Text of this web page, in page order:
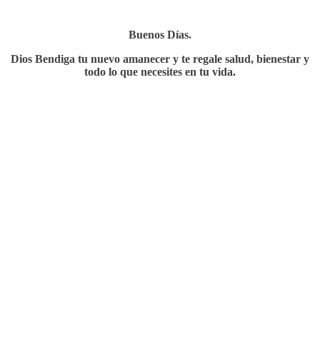
Buenos Días.
Dios Bendiga tu nuevo amanecer y te regale salud, bienestar y
todo lo que necesites en tu vida.